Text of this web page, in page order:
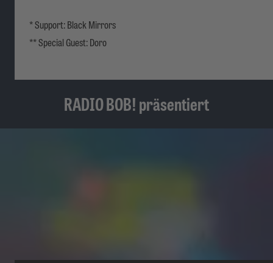
* Support: Black Mirrors
** Special Guest: Doro
RADIO BOB! präsentiert